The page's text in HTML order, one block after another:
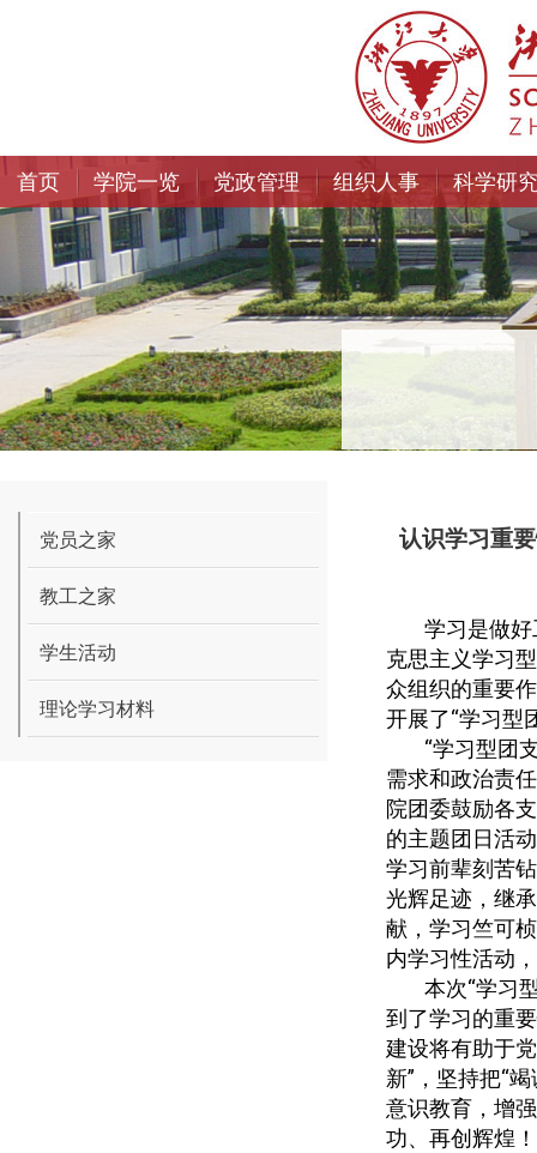
首页 学院一览 党政管理 组织人事 科学研
党员之家
教工之家
学生活动
理论学习材料
认识学习重
学习是做
克思主义学习
众组织的重要
开展了“学习型
“学习型团
需求和政治责
院团委鼓励各
的主题团日活
学习前辈刻苦
光辉足迹，继
献，学习竺可
内学习性活动
本次“学习
到了学习的重
建设将有助于
新”，坚持把“
意识教育，增
功、再创辉煌！